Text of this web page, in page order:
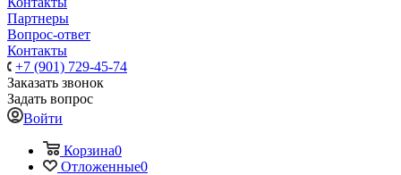
Партнеры
Вопрос-ответ
Контакты
+7 (901) 729-45-74
Заказать звонок
Задать вопрос
Войти
Корзина0
Отложенные0